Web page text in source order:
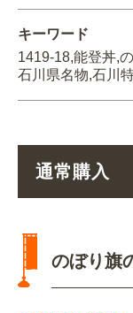
キーワード
1419-18,能登丼,
石川県名物,石川
通常購入
のぼり旗